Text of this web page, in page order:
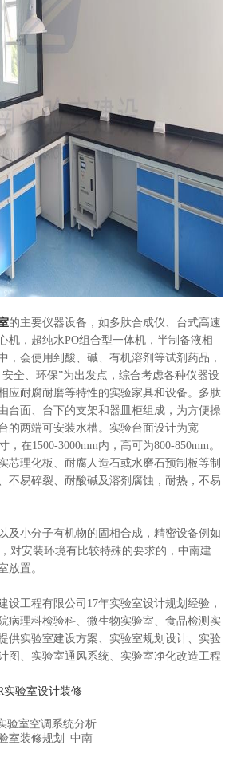
的主要仪器设备，如多肽合成仪、台式高速
机，超纯水PO组合型一体机，半制备液相
，会使用到酸、碱、有机溶剂等试剂药品，
全、环保”为出发点，综合考虑各种仪器设
应耐腐耐磨等特性的实验家具和设备。多肽
台面、台下的支架和器皿柜组成，为方便操
的两端可安装水槽。实验台面设计为宽
，在1500-3000mm内，高可为800-850mm。
芯理化板、耐腐人造石或水磨石预制板等制
不易碎裂、耐酸碱及溶剂腐蚀，耐热，不易
小分子有机物的固相合成，精密设备例如
对安装环境有比较特殊的要求的，中南建
放置。
工程有限公司17年实验室设计规划经验，
病理科检验科、微生物实验室、食品检测实
供实验室建设方案、实验室规划设计、实验
图、实验室通风系统、实验室净化改造工程
实验室设计装修
验室空调系统分析
室装修规划_中南